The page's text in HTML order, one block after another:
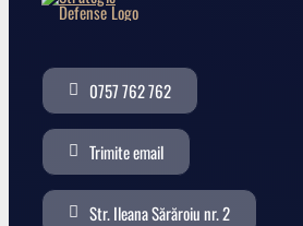
0757 762 762
Trimite email
Str. Ileana Sărăroiu nr. 2